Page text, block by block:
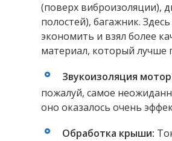
(поверх виброизоляции),
полостей), багажник.
экономить и взял более
материал, который лучше
Звукоизоляция
пожалуй, самое
оно оказалось очень
Обработка крыши: